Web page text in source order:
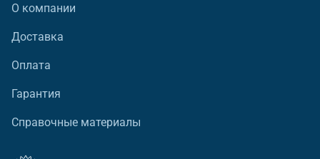
О компании
Доставка
Оплата
Гарантия
Справочные материалы